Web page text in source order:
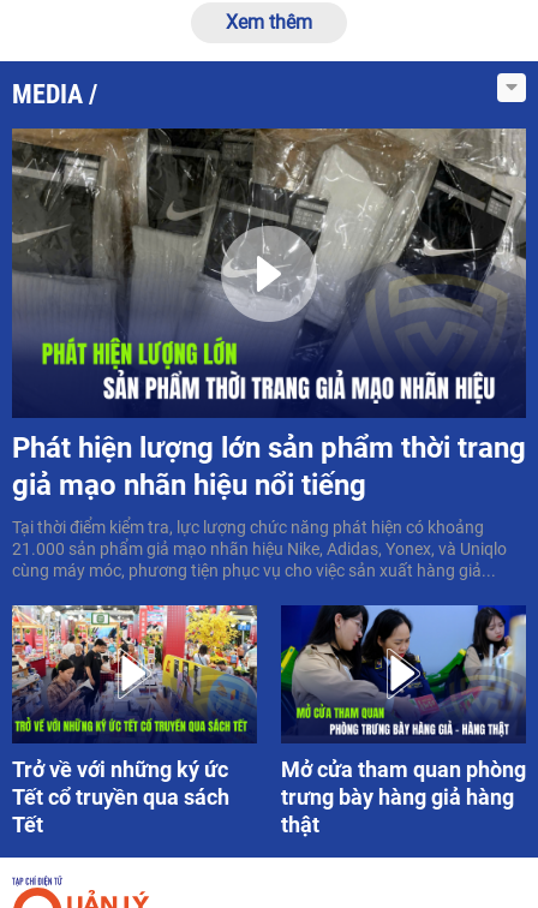
Xem thêm
MEDIA
Phát hiện lượng lớn sản phẩm thời trang
giả mạo nhãn hiệu nổi tiếng
Tại thời điểm kiểm tra, lực lượng chức năng phát hiện có khoảng
21.000 sản phẩm giả mạo nhãn hiệu Nike, Adidas, Yonex, và Uniqlo
cùng máy móc, phương tiện phục vụ cho việc sản xuất hàng giả...
Trở về với những ký ức
Tết cổ truyền qua sách
Tết
Mở cửa tham quan phòng
trưng bày hàng giả hàng
thật